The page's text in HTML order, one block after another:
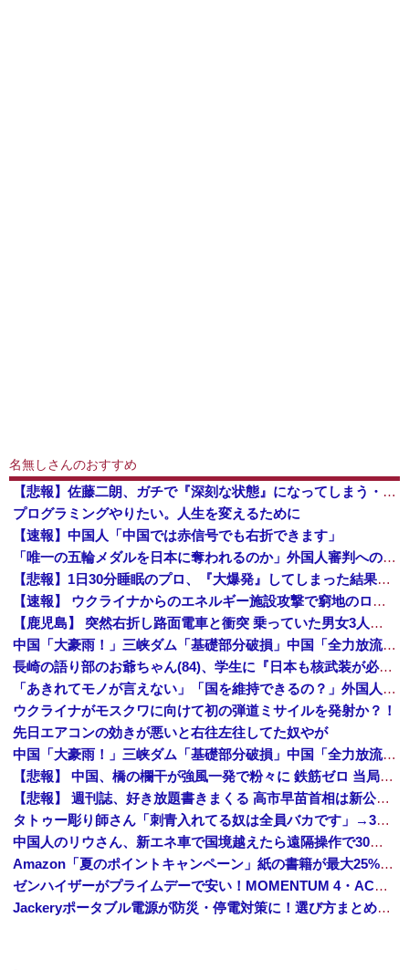
名無しさんのおすすめ
【悲報】佐藤二朗、ガチで『深刻な状態』になってしまう・・・・
プログラミングやりたい。人生を変えるために
【速報】中国人「中国では赤信号でも右折できます」
「唯一の五輪メダルを日本に奪われるのか」外国人審判への“性接待”で大揺れの韓国サッカー界、ロンドン五輪メダル剝奪の可能性に戦々恐々「前例がない」
【悲報】1日30分睡眠のプロ、『大爆発』してしまった結果・・・・・
【速報】 ウクライナからのエネルギー施設攻撃で窮地のロシアを韓国が助けていたことが判明「韓国で船積みの精製油3万トンがロシア行き」
【鹿児島】 突然右折し路面電車と衝突 乗っていた男女3人は車を放置しダッシュで逃走中
中国「大豪雨！」三峡ダム「基礎部分破損」中国「全力放流！」台風13号「中国上陸予測」台風15号「中国接近（画像」中国「台風同時上陸！（穀物生産が壊滅危機」→
長崎の語り部のお爺ちゃん(84)、学生に『日本も核武装が必要』と言われびっくり
「あきれてモノが言えない」「国を維持できるの？」外国人の永住許可要件の厳格化で在日中国人の本音は？
ウクライナがモスクワに向けて初の弾道ミサイルを発射か？！
先日エアコンの効きが悪いと右往左往してた奴やが
中国「大豪雨！」三峡ダム「基礎部分破損」中国「全力放流！」台風13号「中国上陸予測」台風15号「中国接近（画像」中国「台風同時上陸！（穀物生産が壊滅危機」→
【悲報】 中国、橋の欄干が強風一発で粉々に 鉄筋ゼロ 当局「接着剤でくっつけただけ」「正常で、品質問題はない」
【悲報】 週刊誌、好き放題書きまくる 高市早苗首相は新公用車の贅を尽くした後部座席でたばこを吸うのが至福の時間「どんどん延びる乗車時間」
タトゥー彫り師さん「刺青入れてる奴は全員バカです」→30万再生ｗｗｗｗｗｗ
中国人のリウさん、新エネ車で国境越えたら遠隔操作で30時間ロックされる！
Amazon「夏のポイントキャンペーン」紙の書籍が最大25%ポイント還元 対象と条件を整理（2026年7月）
ゼンハイザーがプライムデーで安い！MOMENTUM 4・ACCENTUMなど対象モデルまとめ！
Jackeryポータブル電源が防災・停電対策に！選び方まとめ【プライムデー最終日】